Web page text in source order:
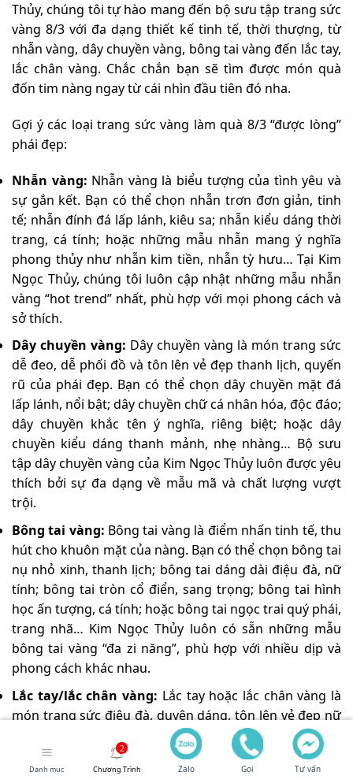
Thủy, chúng tôi tự hào mang đến bộ sưu tập trang sức
vàng 8/3 với đa dạng thiết kế tinh tế, thời thượng, từ
nhẫn vàng, dây chuyền vàng, bông tai vàng đến lắc tay,
lắc chân vàng. Chắc chắn bạn sẽ tìm được món quà
đốn tim nàng ngay từ cái nhìn đầu tiên đó nha.
Gợi ý các loại trang sức vàng làm quà 8/3 “được lòng”
phái đẹp:
Nhẫn vàng: Nhẫn vàng là biểu tượng của tình yêu và
sự gắn kết. Bạn có thể chọn nhẫn trơn đơn giản, tinh
tế; nhẫn đính đá lấp lánh, kiêu sa; nhẫn kiểu dáng thời
trang, cá tính; hoặc những mẫu nhẫn mang ý nghĩa
phong thủy như nhẫn kim tiền, nhẫn tỳ hưu… Tại Kim
Ngọc Thủy, chúng tôi luôn cập nhật những mẫu nhẫn
vàng “hot trend” nhất, phù hợp với mọi phong cách và
sở thích.
Dây chuyền vàng: Dây chuyền vàng là món trang sức
dễ đeo, dễ phối đồ và tôn lên vẻ đẹp thanh lịch, quyến
rũ của phái đẹp. Bạn có thể chọn dây chuyền mặt đá
lấp lánh, nổi bật; dây chuyền chữ cá nhân hóa, độc đáo;
dây chuyền khắc tên ý nghĩa, riêng biệt; hoặc dây
chuyền kiểu dáng thanh mảnh, nhẹ nhàng… Bộ sưu
tập dây chuyền vàng của Kim Ngọc Thủy luôn được yêu
thích bởi sự đa dạng về mẫu mã và chất lượng vượt
trội.
Bông tai vàng: Bông tai vàng là điểm nhấn tinh tế, thu
hút cho khuôn mặt của nàng. Bạn có thể chọn bông tai
nụ nhỏ xinh, thanh lịch; bông tai dáng dài điệu đà, nữ
tính; bông tai tròn cổ điển, sang trọng; bông tai hình
học ấn tượng, cá tính; hoặc bông tai ngọc trai quý phái,
trang nhã… Kim Ngọc Thủy luôn có sẵn những mẫu
bông tai vàng “đa zi năng”, phù hợp với nhiều dịp và
phong cách khác nhau.
Lắc tay/lắc chân vàng: Lắc tay hoặc lắc chân vàng là
món trang sức điệu đà, duyên dáng, tôn lên vẻ đẹp nữ
tính và mềm mại của nàng. Bạn có thể chọn lắc tay
charm ngộ nghĩnh, đáng yêu; lắc tay trơn đơn giản,
thanh lịch; lắc tay khắc chữ ý nghĩa, cá tính; hoặc lắc
Danh mục Chương Trình Zalo Gọi Tư vấn